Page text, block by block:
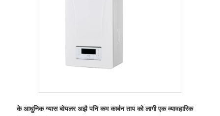
के आधुनिक ग्यास बोयलर अझै पनि कम कार्बन ताप को लागी एक व्यावहारिक